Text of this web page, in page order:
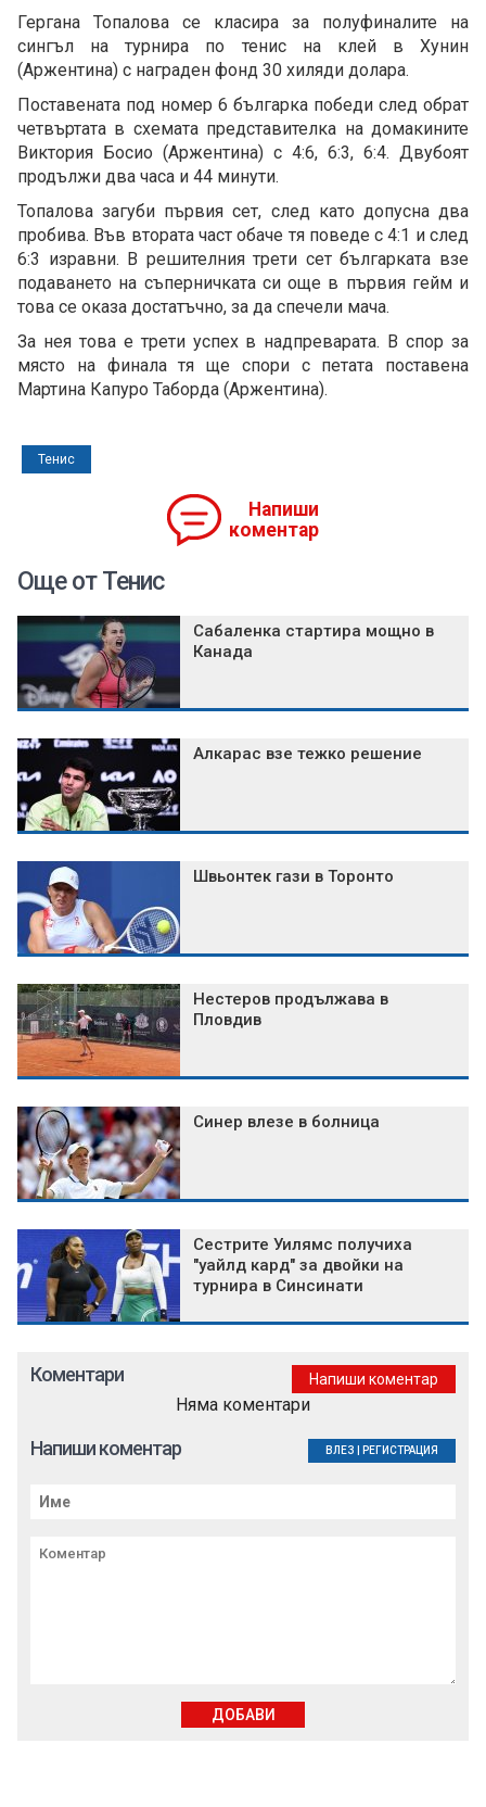
Гергана Топалова се класира за полуфиналите на
сингъл на турнира по тенис на клей в Хунин
(Аржентина) с награден фонд 30 хиляди долара.
Поставената под номер 6 българка победи след обрат
четвъртата в схемата представителка на домакините
Виктория Босио (Аржентина) с 4:6, 6:3, 6:4. Двубоят
продължи два часа и 44 минути.
Топалова загуби първия сет, след като допусна два
пробива. Във втората част обаче тя поведе с 4:1 и след
6:3 изравни. В решителния трети сет българката взе
подаването на съперничката си още в първия гейм и
това се оказа достатъчно, за да спечели мача.
За нея това е трети успех в надпреварата. В спор за
място на финала тя ще спори с петата поставена
Мартина Капуро Таборда (Аржентина).
Тенис
Напиши
коментар
Още от Тенис
Сабаленка стартира мощно в
Канада
Алкарас взе тежко решение
Швьонтек гази в Торонто
Нестеров продължава в
Пловдив
Синер влезе в болница
Сестрите Уилямс получиха
"уайлд кард" за двойки на
турнира в Синсинати
Коментари Напиши коментар
Няма коментари
Напиши коментар ВЛЕЗ РЕГИСТРАЦИЯ
ДОБАВИ